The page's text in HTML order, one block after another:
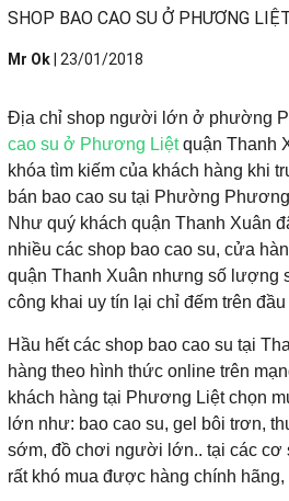
SHOP BAO CAO SU Ở PHƯƠNG
Mr Ok 23/01/2018
Địa chỉ shop người lớn ở phường
cao su ở Phương Liệtquận Thanh
khóa tìm kiếm của khách hàng khi
bán bao cao su tại Phường
Như quý khách quận Thanh Xuân
nhiều các shop bao cao su, cửa
quận Thanh Xuân nhưng số lượng
công khai uy tín lại chỉ đếm trên
Hầu hết các shop bao cao su tại
hàng theo hình thức online trên
khách hàng tại Phương Liệt chọn
lớn như: bao cao su, gel bôi trơn,
sớm, đồ chơi người lớn.. tại các cơ
rất khó mua được hàng chính hãng,